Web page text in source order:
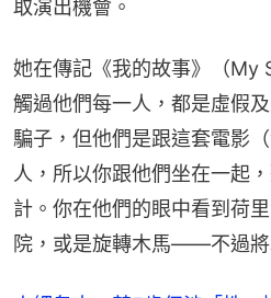
取演出機會。
她在傳記《我的故事》（My
觸過他們每一人，都是虛假
騙子，但他們是跟這套電影
人，所以你跟他們坐在一起
計。你在他們的眼中看到荷
院，或是旋轉木馬——不過將